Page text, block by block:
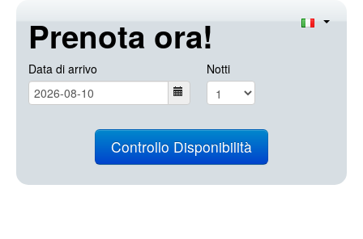
Prenota ora!
Data di arrivo Notti
Controllo Disponibilità